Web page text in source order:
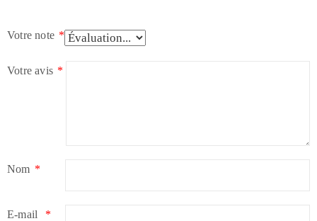
Votre note *
Votre avis *
Nom *
E-mail *